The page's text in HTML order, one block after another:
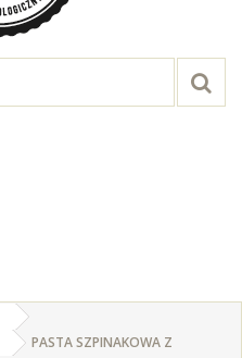
PASTA SZPINAKOWA Z